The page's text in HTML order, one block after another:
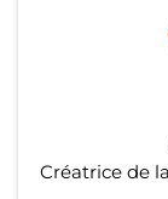
Créatrice de